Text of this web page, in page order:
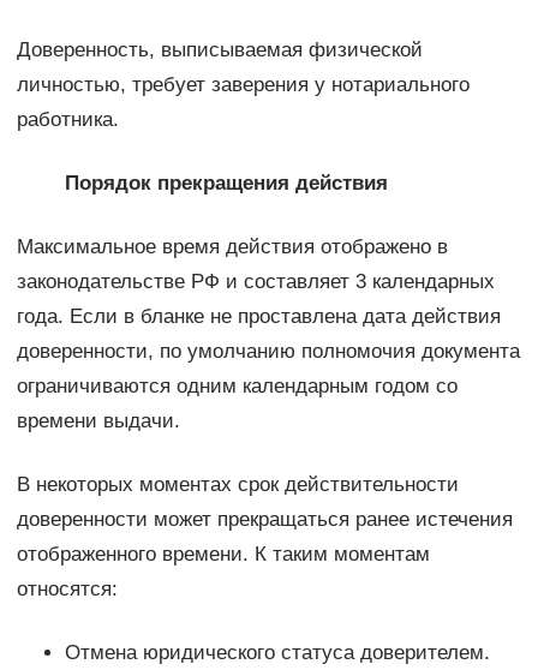
Доверенность, выписываемая физической
личностью, требует заверения у нотариального
работника.
Порядок прекращения действия
Максимальное время действия отображено в
законодательстве РФ и составляет 3 календарных
года. Если в бланке не проставлена дата действия
доверенности, по умолчанию полномочия документа
ограничиваются одним календарным годом со
времени выдачи.
В некоторых моментах срок действительности
доверенности может прекращаться ранее истечения
отображенного времени. К таким моментам
относятся:
Отмена юридического статуса доверителем.